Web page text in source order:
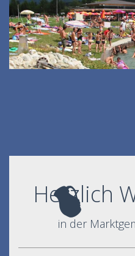
Herzlich
in der